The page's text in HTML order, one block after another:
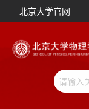
北京大学官网